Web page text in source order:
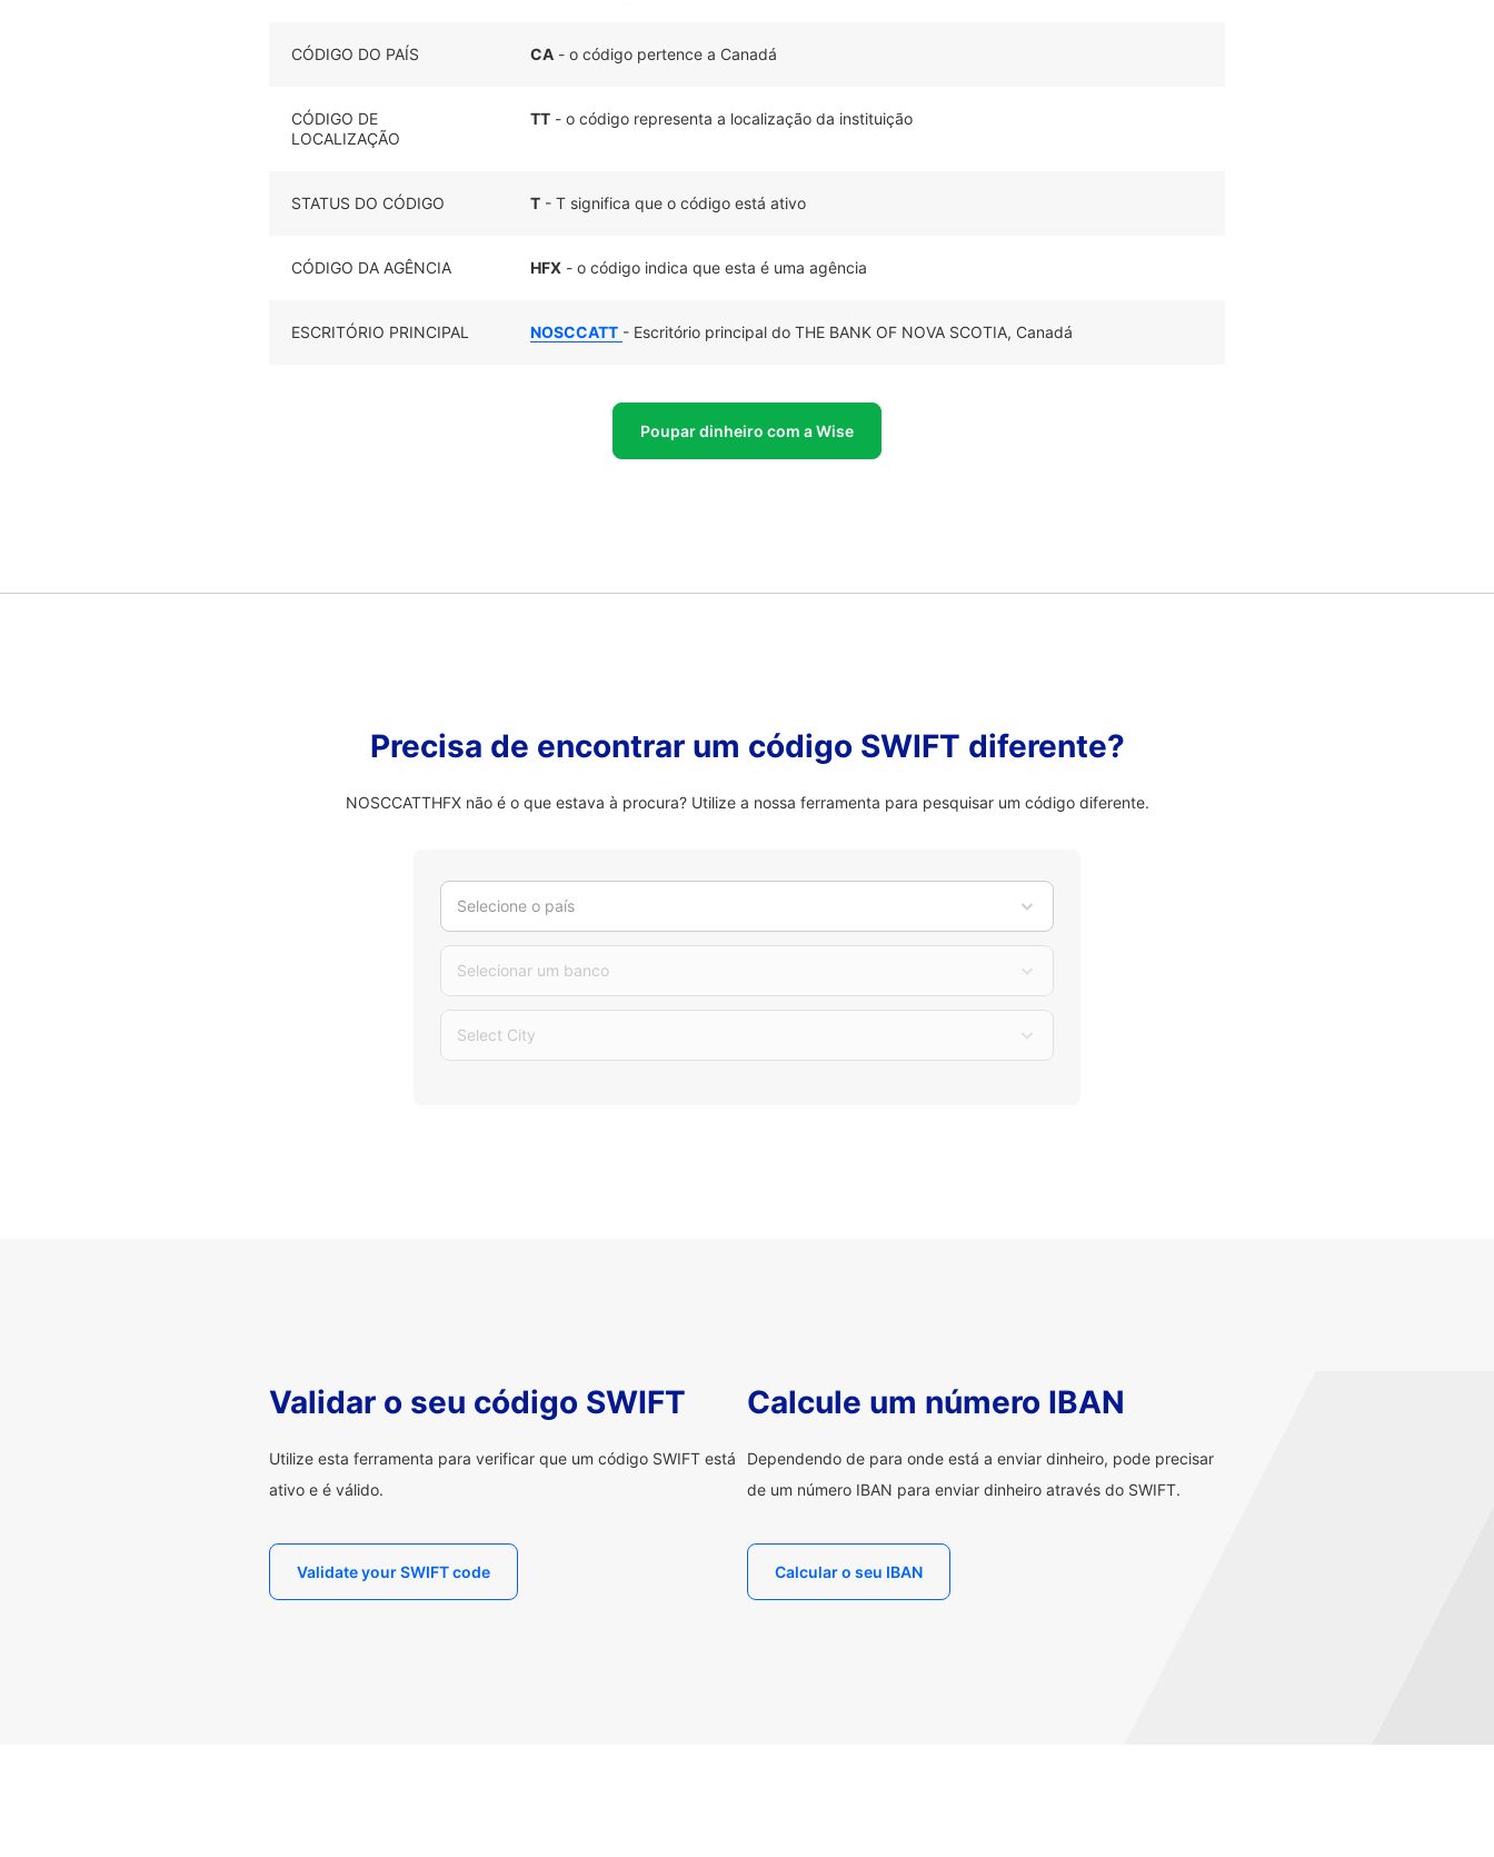
CÓDIGO DO PAÍS CA - o código pertence a Canadá
CÓDIGO DE
LOCALIZAÇÃO
TT - o código representa a localização da instituição
STATUS DO CÓDIGO T - T significa que o código está ativo
CÓDIGO DA AGÊNCIA HFX - o código indica que esta é uma agência
ESCRITÓRIO PRINCIPAL NOSCCATT - Escritório principal do THE BANK OF NOVA SCOTIA, Canadá
Poupar dinheiro com a Wise
Precisa de encontrar um código SWIFT diferente?
NOSCCATTHFX não é o que estava à procura? Utilize a nossa ferramenta para pesquisar um código diferente.
Selecione o país
Selecionar um banco
Select City
Validar o seu código SWIFT
Utilize esta ferramenta para verificar que um código SWIFT está
ativo e é válido.
Validate your SWIFT code
Calcule um número IBAN
Dependendo de para onde está a enviar dinheiro, pode precisar
de um número IBAN para enviar dinheiro através do SWIFT.
Calcular o seu IBAN